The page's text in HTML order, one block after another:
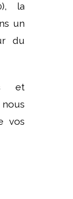
la
un
du
et
vos